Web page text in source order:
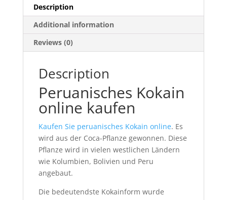
Description
Additional information
Reviews (0)
Description
Peruanisches Kokain
online kaufen
Kaufen Sie peruanisches Kokain online. Es
wird aus der Coca-Pflanze gewonnen. Diese
Pflanze wird in vielen westlichen Ländern
wie Kolumbien, Bolivien und Peru
angebaut.
Die bedeutendste Kokainform wurde